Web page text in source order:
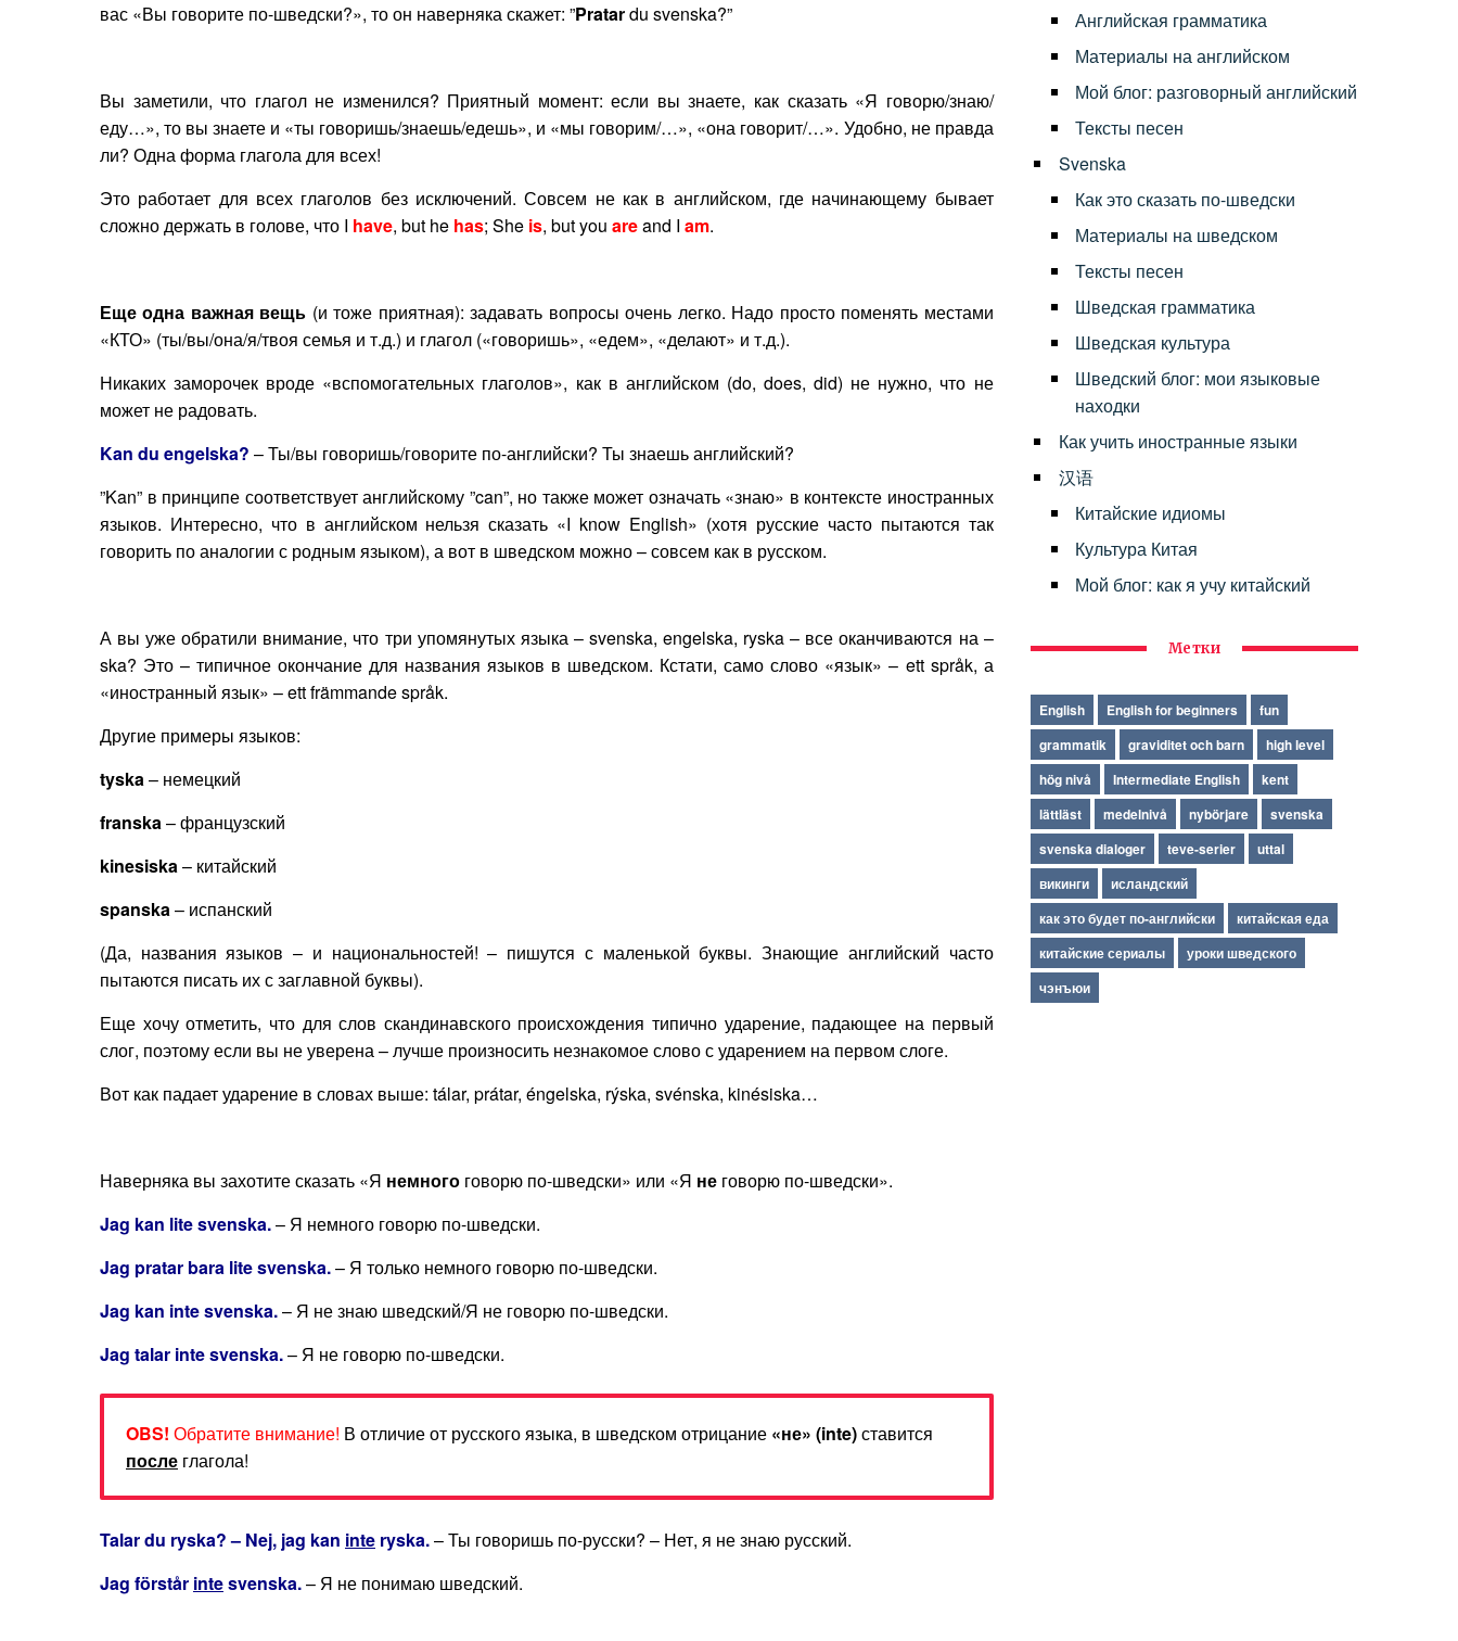
вас «Вы говорите по-шведски?», то он наверняка скажет: ”Pratardu svenska?”
Вы заметили, что глагол не изменился? Приятный момент: если вы знаете, как сказать «Я говорю/знаю/
еду…», то вы знаете и «ты говоришь/знаешь/едешь», и «мы говорим/…», «она говорит/…». Удобно, не правда
ли? Одна форма глагола для всех!
Это работает для всех глаголов без исключений. Совсем не как в английском, где начинающему бывает
сложно держать в голове, что I have, but he has; She is, but you areand I am.
Еще одна важная вещь (и тоже приятная): задавать вопросы очень легко. Надо просто поменять местами
«КТО» (ты/вы/она/я/твоя семья и т.д.) и глагол («говоришь», «едем», «делают» и т.д.).
Никаких заморочек вроде «вспомогательных глаголов», как в английском (do, does, did) не нужно, что не
может не радовать.
Kan du engelska? – Ты/вы говоришь/говорите по-английски? Ты знаешь английский?
”Kan” в принципе соответствует английскому ”can”, но также может означать «знаю» в контексте иностранных
языков. Интересно, что в английском нельзя сказать «I know English» (хотя русские часто пытаются так
говорить по аналогии с родным языком), а вот в шведском можно – совсем как в русском.
А вы уже обратили внимание, что три упомянутых языка – svenska, engelska, ryska – все оканчиваются на –
ska? Это – типичное окончание для названия языков в шведском. Кстати, само слово «язык» – ett språk, а
«иностранный язык» – ett främmande språk.
Другие примеры языков:
tyska– немецкий
franska– французский
kinesiska– китайский
spanska– испанский
(Да, названия языков – и национальностей! – пишутся с маленькой буквы. Знающие английский часто
пытаются писать их с заглавной буквы).
Еще хочу отметить, что для слов скандинавского происхождения типично ударение, падающее на первый
слог, поэтому если вы не уверена – лучше произносить незнакомое слово с ударением на первом слоге.
Вот как падает ударение в словах выше: tálar, prátar, éngelska, rýska, svénska, kinésiska…
Наверняка вы захотите сказать «Я немного говорю по-шведски» или «Я не говорю по-шведски».
Jag kan litesvenska.– Я немного говорю по-шведски.
Jag pratar bara litesvenska.– Я только немного говорю по-шведски.
Jag kan intesvenska.– Я не знаю шведский/Я не говорю по-шведски.
Jag talar intesvenska.– Я не говорю по-шведски.
OBS! Обратите внимание! В отличие от русского языка, в шведском отрицание «не» (inte)ставится
после глагола!
Talardu ryska? – Nej, jag kan inte ryska.– Ты говоришь по-русски? – Нет, я не знаю русский.
Jag förstår intesvenska.– Я не понимаю шведский.
Английская грамматика
Материалы на английском
Мой блог: разговорный английский
Тексты песен
Svenska
Как это сказать по-шведски
Материалы на шведском
Тексты песен
Шведская грамматика
Шведская культура
Шведский блог: мои языковые
находки
Как учить иностранные языки
汉语
Китайские идиомы
Культура Китая
Мой блог: как я учу китайский
Метки
English English for beginners
fun
grammatik
graviditet och barn
high level
hög nivå
Intermediate English
kent
lättläst
medelnivå nybörjare
svenska
svenska dialoger
teve-serier
uttal
викинги
исландский
как это будет по-английски
китайская еда
китайские сериалы
уроки шведского
чэнъюи